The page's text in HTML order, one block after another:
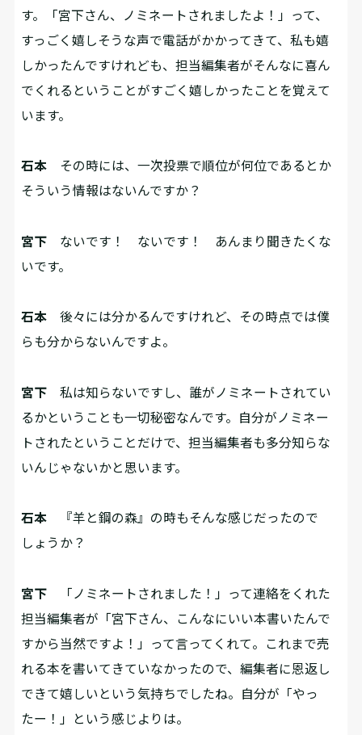
す。「宮下さん、ノミネートされましたよ！」って、
すっごく嬉しそうな声で電話がかかってきて、私も嬉
しかったんですけれども、担当編集者がそんなに喜ん
でくれるということがすごく嬉しかったことを覚えて
います。
石本 その時には、一次投票で順位が何位であるとか
そういう情報はないんですか？
宮下 ないです！ ないです！ あんまり聞きたくな
いです。
石本 後々には分かるんですけれど、その時点では僕
らも分からないんですよ。
宮下 私は知らないですし、誰がノミネートされてい
るかということも一切秘密なんです。自分がノミネー
トされたということだけで、担当編集者も多分知らな
いんじゃないかと思います。
石本 『羊と鋼の森』の時もそんな感じだったので
しょうか？
宮下 「ノミネートされました！」って連絡をくれた
担当編集者が「宮下さん、こんなにいい本書いたんで
すから当然ですよ！」って言ってくれて。これまで売
れる本を書いてきていなかったので、編集者に恩返し
できて嬉しいという気持ちでしたね。自分が「やっ
たー！」という感じよりは。